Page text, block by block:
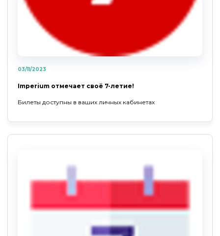
03/11/2023
Imperium отмечает своё 7-летие!
Билеты доступны в ваших личных кабинетах